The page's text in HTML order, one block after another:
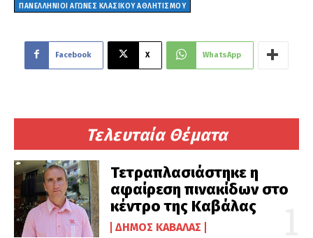
Τελευταία Θέματα
Τετραπλασιάστηκε η
αφαίρεση πινακίδων στο
κέντρο της Καβάλας
ΔΉΜΟΣ ΚΑΒΆΛΑΣ
ΠΑΝΕΛΛΉΝΙΟΙ ΑΓΏΝΕΣ ΚΛΑΣΙΚΟΎ ΑΘΛΗΤΙΣΜΟΎ
Facebook X WhatsApp